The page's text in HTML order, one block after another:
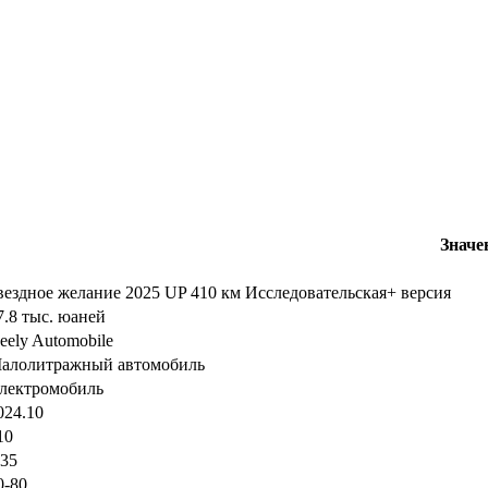
желание 2025 UP 410 км Исследовательская+ версия
тыс. юаней
Automobile
автомобиль
80